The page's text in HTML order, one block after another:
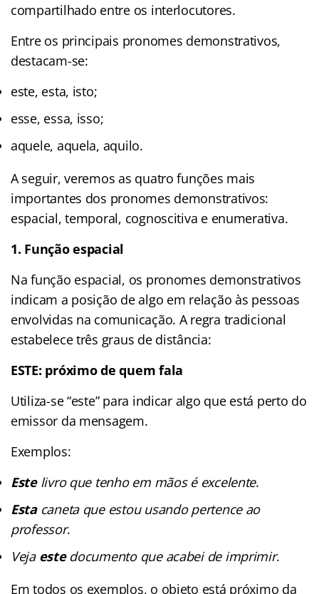
compartilhado entre os interlocutores.
Entre os principais pronomes demonstrativos,
destacam-se:
este, esta, isto;
esse, essa, isso;
aquele, aquela, aquilo.
A seguir, veremos as quatro funções mais
importantes dos pronomes demonstrativos:
espacial, temporal, cognoscitiva e enumerativa.
1. Função espacial
Na função espacial, os pronomes demonstrativos
indicam a posição de algo em relação às pessoas
envolvidas na comunicação. A regra tradicional
estabelece três graus de distância:
ESTE: próximo de quem fala
Utiliza-se “este” para indicar algo que está perto do
emissor da mensagem.
Exemplos:
Estelivro que tenho em mãos é excelente.
Estacaneta que estou usando pertence ao
professor.
Veja estedocumento que acabei de imprimir.
Em todos os exemplos, o objeto está próximo da